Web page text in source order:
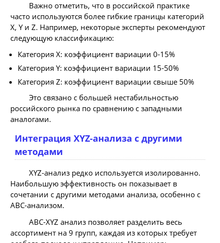
Важно отметить, что в российской практике
часто используются более гибкие границы категорий
X, Y и Z. Например, некоторые эксперты рекомендуют
следующую классификацию:
Категория X: коэффициент вариации 0-15%
Категория Y: коэффициент вариации 15-50%
Категория Z: коэффициент вариации свыше 50%
Это связано с большей нестабильностью
российского рынка по сравнению с западными
аналогами.
Интеграция XYZ-анализа с другими
методами
XYZ-анализ редко используется изолированно.
Наибольшую эффективность он показывает в
сочетании с другими методами анализа, особенно с
ABC-анализом.
ABC-XYZ анализ позволяет разделить весь
ассортимент на 9 групп, каждая из которых требует